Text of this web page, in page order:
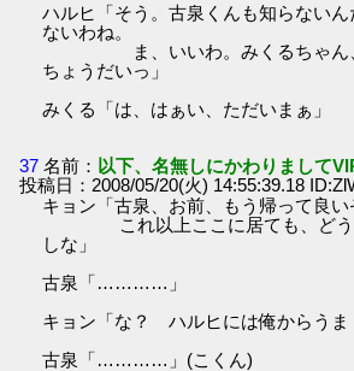
ハルヒ「そう。古泉くんも知らない
ないわね。
ま、いいわ。みくるちゃん、
ちょうだいっ」
みくる「は、はぁい、ただいまぁ」
37 名前： 以下、名無しにかわりまして
投稿日：2008/05/20(火) 14:55:39.18
キョン「古泉、お前、もう帰って良い
これ以上ここに居ても、どうし
しな」
古泉「…………」
キョン「な？ ハルヒには俺からうま
古泉「…………」(こくん)